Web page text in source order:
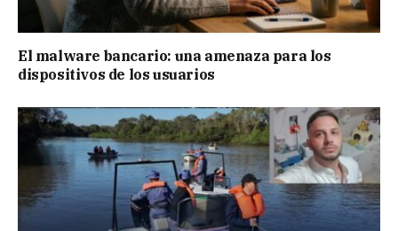
El malware bancario: una amenaza para los
dispositivos de los usuarios